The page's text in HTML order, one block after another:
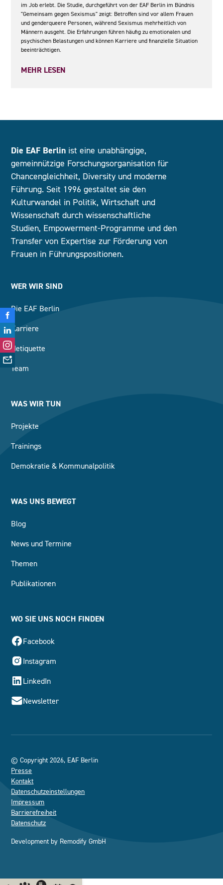
im Job erlebt. Die Studie, durchgeführt von der EAF Berlin im Bündnis
"Gemeinsam gegen Sexismus" zeigt: Betroffen sind vor allem Frauen
und genderqueere Personen, während Sexismus mehrheitlich von
Männern ausgeht. Die Erfahrungen führen häufig zu emotionalen und
psychischen Belastungen und können Karriere und finanzielle Situation
beeinträchtigen.
MEHR LESEN
Die EAF Berlin ist eine unabhängige,
gemeinnützige Forschungsorganisation für
Chancengleichheit, Diversity und moderne
Führung. Seit 1996 gestaltet sie den
Kulturwandel in Politik, Wirtschaft und
Wissenschaft durch wissenschaftliche
Studien, Empowerment-Programme und den
Transfer von Expertise zur Förderung von
Frauen in Führungspositionen.
WER WIR SIND
Die EAF Berlin
Karriere
Netiquette
Team
WAS WIR TUN
Projekte
Trainings
Demokratie & Kommunalpolitik
WAS UNS BEWEGT
Blog
News und Termine
Themen
Publikationen
WO SIE UNS NOCH FINDEN
Facebook
Instagram
LinkedIn
Newsletter
© Copyright 2026, EAF Berlin
Presse
Kontakt
Datenschutzeinstellungen
Impressum
Barrierefreiheit
Datenschutz
Development by Remodify GmbH